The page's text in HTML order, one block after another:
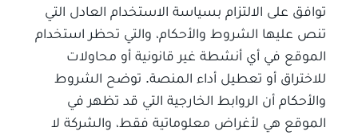
توافق على الالتزام بسياسة الاستخدام العادل التي
تنص عليها الشروط والأحكام، والتي تحظر استخدام
الموقع في أي أنشطة غير قانونية أو محاولات
للاختراق أو تعطيل أداء المنصة. توضح الشروط
والأحكام أن الروابط الخارجية التي قد تظهر في
الموقع هي لأغراض معلوماتية فقط، والشركة لا